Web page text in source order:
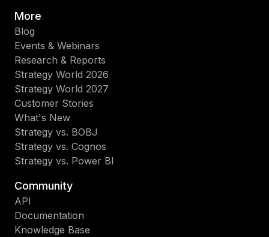
More
Blog
Events & Webinars
Research & Reports
Strategy World 2026
Strategy World 2027
Customer Stories
What's New
Strategy vs. BOBJ
Strategy vs. Cognos
Strategy vs. Power BI
Community
API
Documentation
Knowledge Base